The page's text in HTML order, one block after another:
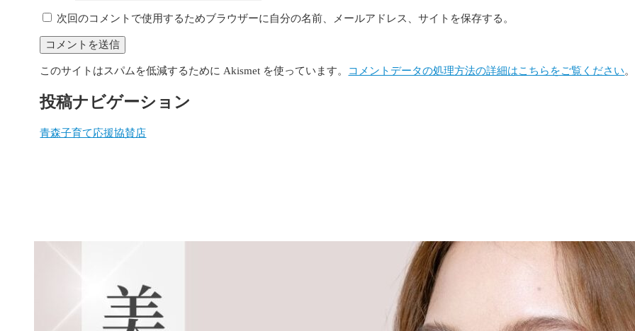
次回のコメントで使用するためブラウザーに自分の名前、メールアドレス、サイトを保存する。
このサイトはスパムを低減するために Akismet を使っています。 コメントデータの処理方法の詳細はこちらをご覧ください。
投稿ナビゲーション
青森子育て応援協賛店